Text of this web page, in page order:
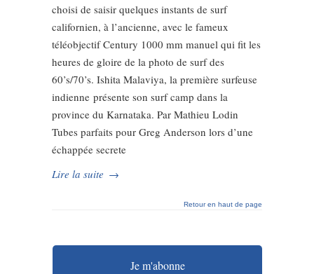
choisi de saisir quelques instants de surf
californien, à l’ancienne, avec le fameux
téléobjectif Century 1000 mm manuel qui fit les
heures de gloire de la photo de surf des
60’s/70’s. Ishita Malaviya, la première surfeuse
indienne présente son surf camp dans la
province du Karnataka. Par Mathieu Lodin
Tubes parfaits pour Greg Anderson lors d’une
échappée secrete
Lire la suite →
Retour en haut de page
Je m'abonne